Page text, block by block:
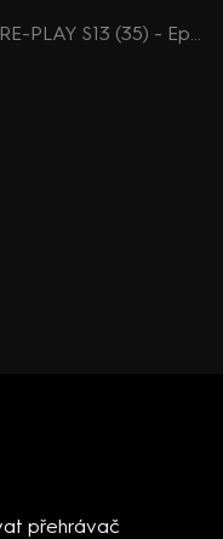
13. série, 35. epizoda: RE-PLAY S13 (35) - Epizoda 35
přehrávač